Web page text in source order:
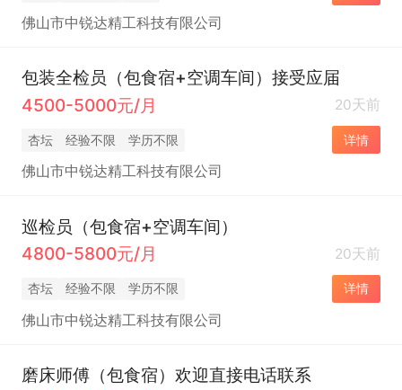
佛山市中锐达精工科技有限公司
包装全检员（包食宿+空调车间）接受应届
4500-5000元/月
20天前
杏坛 经验不限 学历不限 详情
佛山市中锐达精工科技有限公司
巡检员（包食宿+空调车间）
4800-5800元/月
20天前
杏坛 经验不限 学历不限 详情
佛山市中锐达精工科技有限公司
磨床师傅（包食宿）欢迎直接电话联系